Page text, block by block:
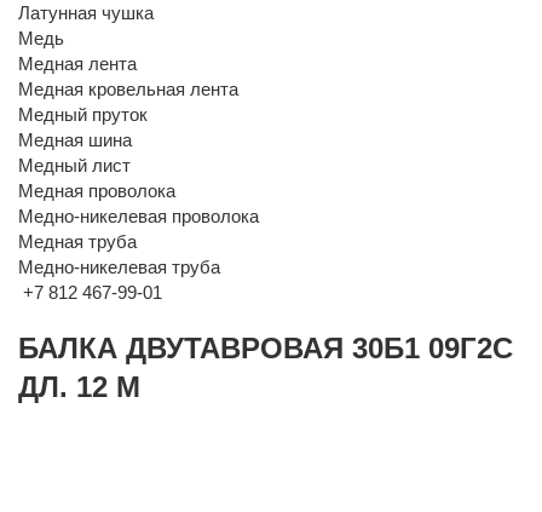
Латунная чушка
Медь
Медная лента
Медная кровельная лента
Медный пруток
Медная шина
Медный лист
Медная проволока
Медно-никелевая проволока
Медная труба
Медно-никелевая труба
+7 812 467-99-01
БАЛКА ДВУТАВРОВАЯ 30Б1 09Г2С
ДЛ. 12 М